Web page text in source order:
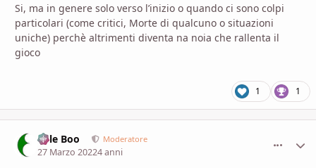
Si, ma in genere solo verso l’inizio o quando ci sono colpi
particolari (come critici, Morte di qualcuno o situazioni
uniche) perchè altrimenti diventa na noia che rallenta il
gioco
1 1
Bille Boo Moderatore
27 Marzo 20224 anni